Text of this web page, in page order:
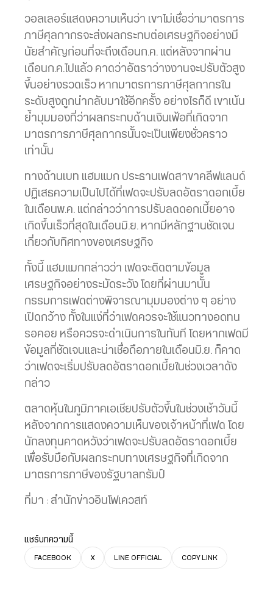
วอลเลอร์แสดงความเห็นว่า เขาไม่เชื่อว่ามาตรการ
ภาษีศุลกากรจะส่งผลกระทบต่อเศรษฐกิจอย่างมี
นัยสำคัญก่อนที่จะถึงเดือนก.ค. แต่หลังจากผ่าน
เดือนก.ค.ไปแล้ว คาดว่าอัตราว่างงานจะปรับตัวสูง
ขึ้นอย่างรวดเร็ว หากมาตรการภาษีศุลกากรใน
ระดับสูงถูกนำกลับมาใช้อีกครั้ง อย่างไรก็ดี เขาเน้น
ย้ำมุมมองที่ว่าผลกระทบด้านเงินเฟ้อที่เกิดจาก
มาตรการภาษีศุลกากรนั้นจะเป็นเพียงชั่วคราว
เท่านั้น
ทางด้านเบท แฮมแมก ประธานเฟดสาขาคลีฟแลนด์
ปฏิเสธความเป็นไปได้ที่เฟดจะปรับลดอัตราดอกเบี้ย
ในเดือนพ.ค. แต่กล่าวว่าการปรับลดดอกเบี้ยอาจ
เกิดขึ้นเร็วที่สุดในเดือนมิ.ย. หากมีหลักฐานชัดเจน
เกี่ยวกับทิศทางของเศรษฐกิจ
ทั้งนี้ แฮมแมกกล่าวว่า เฟดจะติดตามข้อมูล
เศรษฐกิจอย่างระมัดระวัง โดยที่ผ่านมานั้น
กรรมการเฟดต่างพิจารณามุมมองต่าง ๆ อย่าง
เปิดกว้าง ทั้งในแง่ที่ว่าเฟดควรจะใช้แนวทางอดทน
รอคอย หรือควรจะดำเนินการในทันที โดยหากเฟดมี
ข้อมูลที่ชัดเจนและน่าเชื่อถือภายในเดือนมิ.ย. ก็คาด
ว่าเฟดจะเริ่มปรับลดอัตราดอกเบี้ยในช่วงเวลาดัง
กล่าว
ตลาดหุ้นในภูมิภาคเอเชียปรับตัวขึ้นในช่วงเช้าวันนี้
หลังจากการแสดงความเห็นของเจ้าหน้าที่เฟด โดย
นักลงทุนคาดหวังว่าเฟดจะปรับลดอัตราดอกเบี้ย
เพื่อรับมือกับผลกระทบทางเศรษฐกิจที่เกิดจาก
มาตรการภาษีของรัฐบาลทรัมป์
ที่มา : สำนักข่าวอินโฟเควสท์
แชร์บทความนี้
FACEBOOK X LINE OFFICIAL COPY LINK